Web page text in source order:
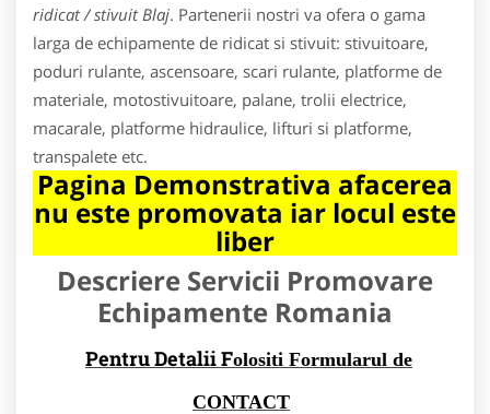
ridicat / stivuit Blaj. Partenerii nostri va ofera o gama
larga de echipamente de ridicat si stivuit: stivuitoare,
poduri rulante, ascensoare, scari rulante, platforme de
materiale, motostivuitoare, palane, trolii electrice,
macarale, platforme hidraulice, lifturi si platforme,
transpalete etc.
Pagina Demonstrativa afacerea
nu este promovata iar locul este
liber
Descriere Servicii Promovare
Echipamente Romania
Pentru Detalii Folositi Formularul de
CONTACT